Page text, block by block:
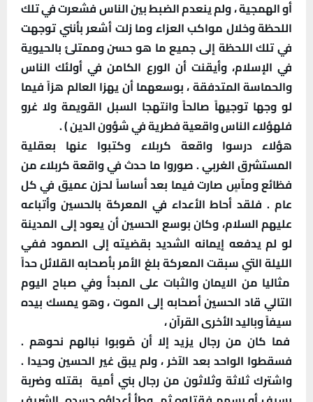
أو الهمجية ، ولم ينعدم الضبط بين الناس فشعرت في تلك
اللحظة وخلال مواكب العزاء وما زلت أشعر بأنني توجهت
في تلك اللحظة إلى جميع ما هو حسن وممتلئ بالحيوية
في الإسلام، وأيقنت أن الورع الكامن في أولئك الناس
والحماسة المتدفقة ، بوسعهما أن يهزا العالم هزاً فيما
لو وجها توجيهاً صالحاً وانتهجا السبل القويمة ولا غرو
فلهؤلاء الناس واقعية فطرية في شؤون الدين ) .
هؤلاء درسوا واقعة كربلاء وكتبوا عنها بعقلية
المستشرق الغربي . صوروا ما حدث في واقعة كربلاء من
فظائع ومآسٍ صارت فيما بعد أساساً لحزن عميق في كل
عام . فلقد أحاط الأعداء في المعركة بالحسين وأتباعه
عليهم السلام، وكان بوسع الحسين أن يعود إلى المدينة
لو لم يدفعه إيمانه الشديد بقضيته إلى الصمود ففي
الليلة التي سبقت المعركة بلغ الأمر بأصحابه القلائل حداً
مثاليا من الايمان والثبات على المبدأ وفي صباح اليوم
التالي قاد الحسين أصحابه إلى الموت ، وهو يمسك بيده
سيفاً وباليد الأخرى القرآن ،
فما كان من رجال يزيد إلا أن صّوبوا نبالهم نحوهم .
فسقطوا الواحد بعد الآخر ، ولم يبق غير الحسين وحيدا .
واشترك ثلاثة وثلاثون من رجال بني أمية بقتله وضربة